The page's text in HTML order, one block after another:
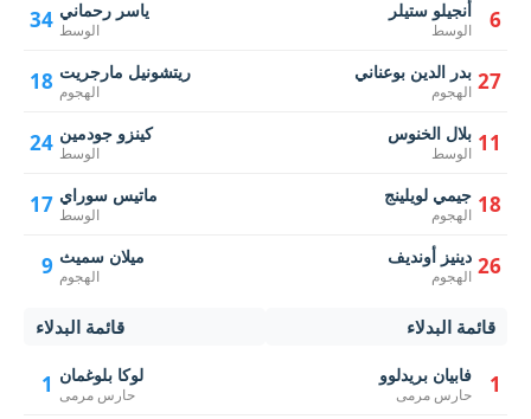
34 ياسر رحماني
الوسط
18 ريتشونيل مارجريت
الهجوم
24 كينزو جودمين
الوسط
17 ماتيس سوراي
الوسط
9 ميلان سميث
الهجوم
قائمة البدلاء
1 لوكا بلوغمان
حارس مرمى
6 أنجيلو ستيلر
الوسط
27 بدر الدين بوعناني
الهجوم
11 بلال الخنوس
الوسط
18 جيمي لويلينج
الهجوم
26 دينيز أونديف
الهجوم
قائمة البدلاء
1 فابيان بريدلوو
حارس مرمى